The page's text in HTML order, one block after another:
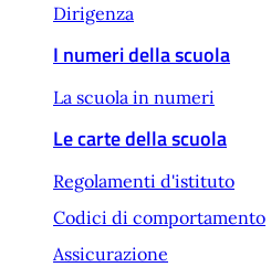
Dirigenza
I numeri della scuola
La scuola in numeri
Le carte della scuola
Regolamenti d'istituto
Codici di comportamento
Assicurazione